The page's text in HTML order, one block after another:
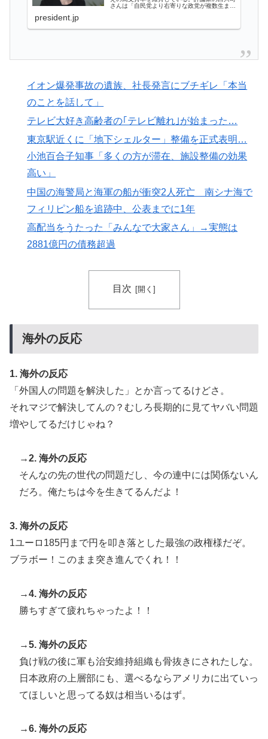
韓国人「日本メディアが2002年ワールドカップ韓国準
決勝も調査すべきと主張！」→「英国メディアも一斉に
▶ アメリカ「お前らの国でしか愛されてないものってあ
なく応援しようよ」
海外でも凄すぎると絶賛
日本旅行キャンセルすべきか…1万年ぶり史上最大級の
火山の兆し＝韓国の反応
▶ 【衝撃】韓国人「エボシ御前の声の人、若い頃がこれか
よ」
▶ 外国人「アジア杯で優勝するんだ」日本代表、W杯ポッ
ト1入りに現実味!?2030大会で出場枠「64」なら追い風
▶ 【MLB】化け物みたいな球を投げるクローザーを先発に
な」
韓国人「大韓航空の熊本地震飲料水支援に対する日本人
の反応をご覧ください・・・」→「」
韓国人「熊本地震で見る日本の土木技術の完全勝利をご
覧ください」→「これはすごいわ」「こういうのを見る
と日本人は何か適当に作る感じがしない・・・」「あれ
▶ イチローさん「僕は本を読まない。好きなアニメはドラ
ゴンボール」【海外の反応】
さんは「自民党より右寄りな政党が複数生まれ
president.jp
イオン爆発事故の遺族、社長発言にブチギレ「本当
のことを話して」
テレビ大好き高齢者の｢テレビ離れ｣が始まった…
東京駅近くに「地下シェルター」整備を正式表明…
小池百合子知事「多くの方が滞在、施設整備の効果
高い」
中国の海警局と海軍の船が衝突2人死亡 南シナ海で
フィリピン船を追跡中、公表までに1年
高配当をうたった「みんなで大家さん」→実態は
2881億円の債務超過
目次
海外の反応
1. 海外の反応
「外国人の問題を解決した」とか言ってるけどさ。
それマジで解決してんの？むしろ長期的に見てヤバい問題
増やしてるだけじゃね？
→2. 海外の反応
そんなの先の世代の問題だし、今の連中には関係ないん
だろ。俺たちは今を生きてるんだよ！
3. 海外の反応
1ユーロ185円まで円を叩き落とした最強の政権様だぞ。
ブラボー！このまま突き進んでくれ！！
→4. 海外の反応
勝ちすぎて疲れちゃったよ！！
→5. 海外の反応
負け戦の後に軍も治安維持組織も骨抜きにされたしな。
日本政府の上層部にも、選べるならアメリカに出ていっ
てほしいと思ってる奴は相当いるはず。
→6. 海外の反応